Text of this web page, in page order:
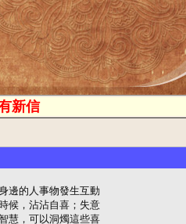
新信
邊的人事物發生互動
候，沾沾自喜；失意
慧，可以洞燭這些喜